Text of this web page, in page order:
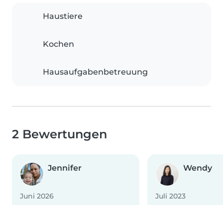
Haustiere
Kochen
Hausaufgabenbetreuung
2 Bewertungen
Jennifer
Juni 2026
Wendy
Juli 2023